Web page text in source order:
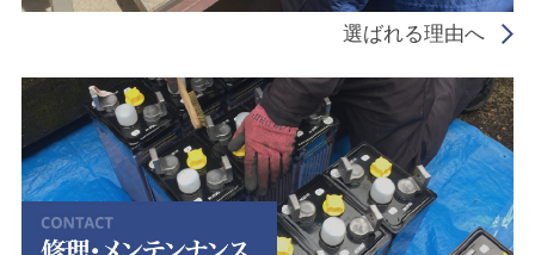
選ばれる理由へ